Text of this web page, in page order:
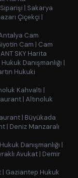
| Sakarya
Çiçekçi |
Cam
Cam | Cam
ANT SKY Harita
Hukuk Danışmanlığı |
Hukuki
Kahvaltı |
| Altınoluk
| Büyükada
| Deniz Manzaralı
Hukuk Danışmanlığı |
Avukat | Demir
| Gaziantep Hukuk